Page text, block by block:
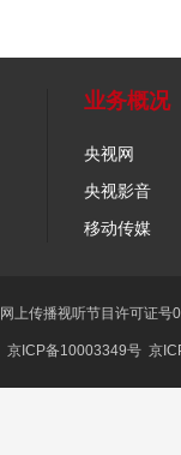
业务概况
央视网
央视影音
移动传媒
网上传播视听节目许可证
京ICP备10003349号 京